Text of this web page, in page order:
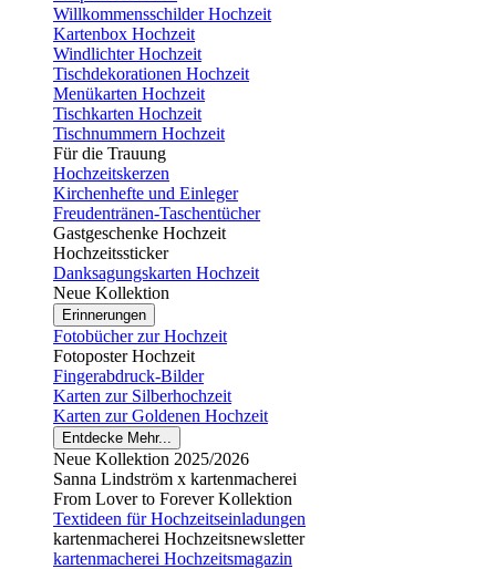
Willkommensschilder Hochzeit
Kartenbox Hochzeit
Windlichter Hochzeit
Tischdekorationen Hochzeit
Menükarten Hochzeit
Tischkarten Hochzeit
Tischnummern Hochzeit
Für die Trauung
Hochzeitskerzen
Kirchenhefte und Einleger
Freudentränen-Taschentücher
Gastgeschenke Hochzeit
Hochzeitssticker
Danksagungskarten Hochzeit
Neue Kollektion
Erinnerungen
Fotobücher zur Hochzeit
Fotoposter Hochzeit
Fingerabdruck-Bilder
Karten zur Silberhochzeit
Karten zur Goldenen Hochzeit
Entdecke Mehr...
Neue Kollektion 2025/2026
Sanna Lindström x kartenmacherei
From Lover to Forever Kollektion
Textideen für Hochzeitseinladungen
kartenmacherei Hochzeitsnewsletter
kartenmacherei Hochzeitsmagazin